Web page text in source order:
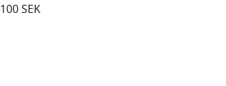
Pris:
100 SEK